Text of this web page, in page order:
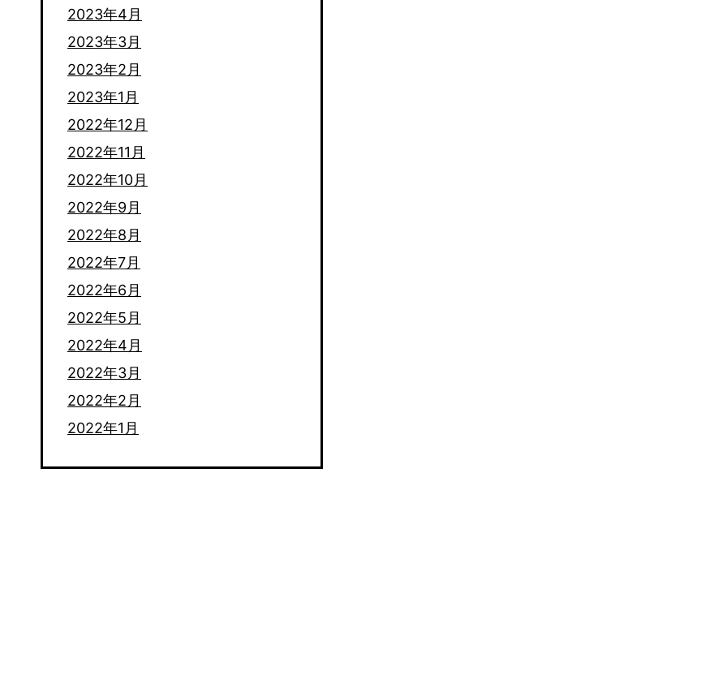
2023年4月
2023年3月
2023年2月
2023年1月
2022年12月
2022年11月
2022年10月
2022年9月
2022年8月
2022年7月
2022年6月
2022年5月
2022年4月
2022年3月
2022年2月
2022年1月